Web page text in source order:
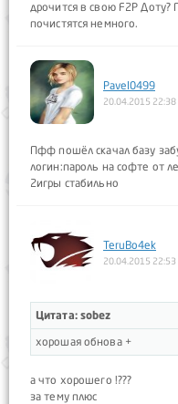
дрочится в свою F2P
почистятся немного.
Pavel0499
20.04.2015 22:38
Пфф пошёл скачал базу
логин:пароль на софте от
2игры стабильно
TeruBo4ek
20.04.2015 22:53
Цитата: sobez
хорошая обнова +
а что хорошего !???
за тему плюс